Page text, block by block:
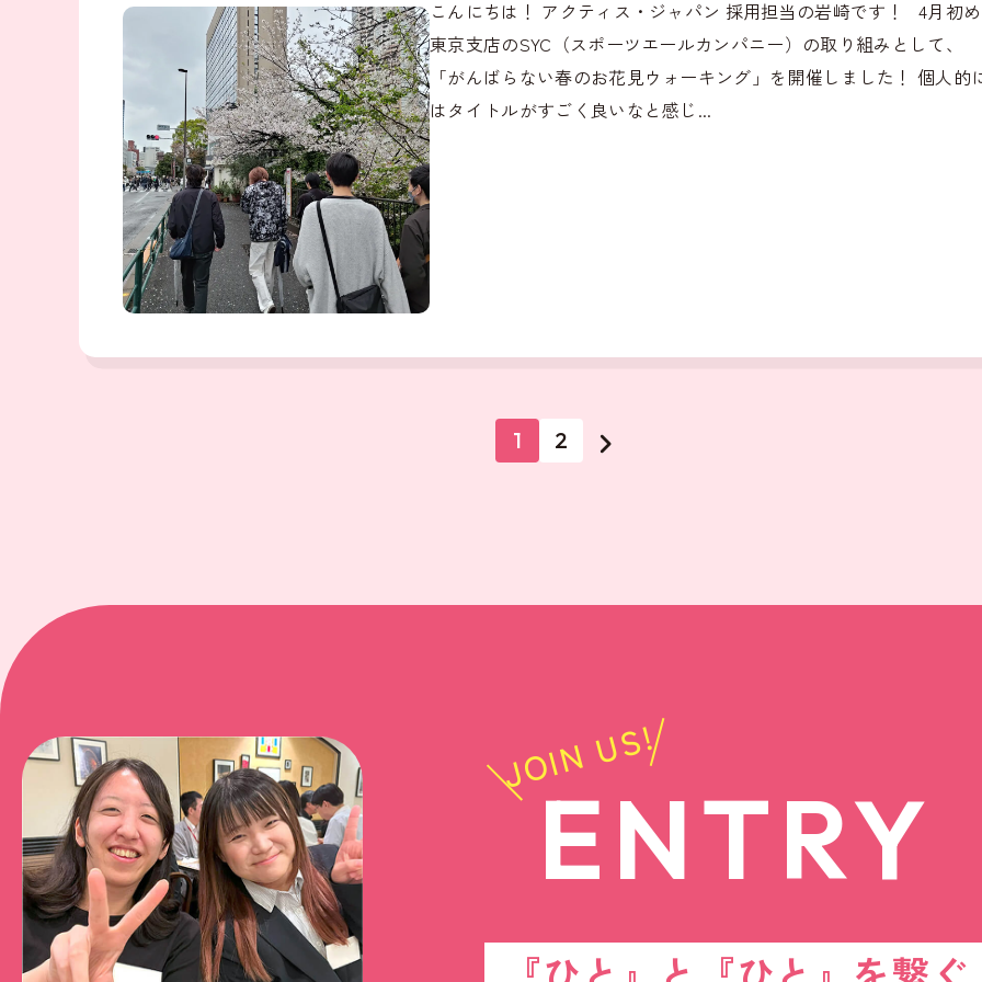
こんにちは！ アクティス・ジャパン 採用担当の岩崎です！ 4月初
東京支店のSYC（スポーツエールカンパニー）の取り組みとして、
「がんばらない春のお花見ウォーキング」を開催しました！ 個人的
はタイトルがすごく良いなと感じ...
1 2
JOIN US!
ENTRY